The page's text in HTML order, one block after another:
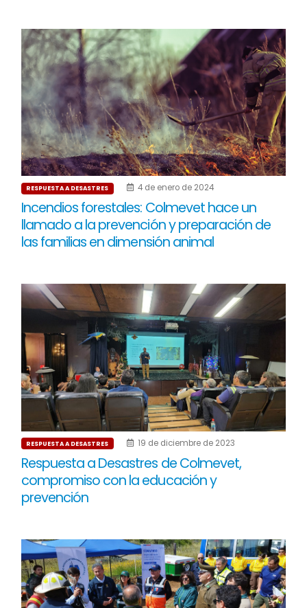
RESPUESTA A DESASTRES 4 de enero de 2024
Incendios forestales: Colmevet hace un
llamado a la prevención y preparación de
las familias en dimensión animal
RESPUESTA A DESASTRES 19 de diciembre de 2023
Respuesta a Desastres de Colmevet,
compromiso con la educación y
prevención